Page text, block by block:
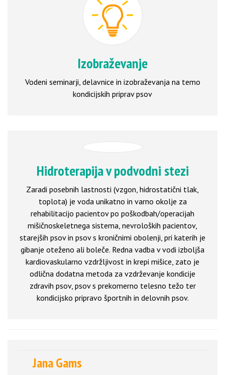
Izobraževanje
Vodeni seminarji, delavnice in izobraževanja na temo
kondicijskih priprav psov
Hidroterapija v podvodni stezi
Zaradi posebnih lastnosti (vzgon, hidrostatični tlak,
toplota) je voda unikatno in varno okolje za
rehabilitacijo pacientov po poškodbah/operacijah
mišičnoskeletnega sistema, nevroloških pacientov,
starejših psov in psov s kroničnimi obolenji, pri katerih je
gibanje oteženo ali boleče. Redna vadba v vodi izboljša
kardiovaskularno vzdržljivost in krepi mišice, zato je
odlična dodatna metoda za vzdrževanje kondicije
zdravih psov, psov s prekomerno telesno težo ter
kondicijsko pripravo športnih in delovnih psov.
Jana Gams